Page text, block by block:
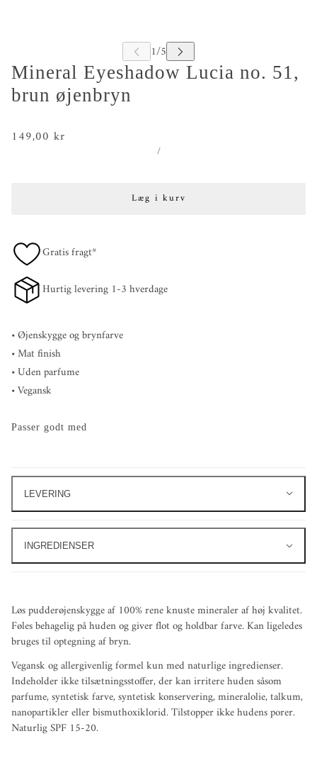
Mineral Eyeshadow Lucia no. 51,
brun øjenbryn
149,00 kr
/
Læg i kurv
Gratis fragt*
Hurtig levering 1-3 hverdage
• Øjenskygge og brynfarve
• Mat finish
• Uden parfume
• Vegansk
Passer godt med
LEVERING
INGREDIENSER
Løs pudderøjenskygge af 100% rene knuste mineraler af høj kvalitet.
Føles behagelig på huden og giver flot og holdbar farve. Kan ligeledes
bruges til optegning af bryn.
Vegansk og allergivenlig formel kun med naturlige ingredienser.
Indeholder ikke tilsætningsstoffer, der kan irritere huden såsom
parfume, syntetisk farve, syntetisk konservering, mineralolie, talkum,
nanopartikler eller bismuthoxiklorid. Tilstopper ikke hudens porer.
Naturlig SPF 15-20.